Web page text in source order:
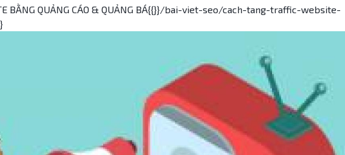
BẰNG QUẢNG CÁO & QUẢNG BÁ{{}}/bai-viet-seo/cach-tang-traffic-website-